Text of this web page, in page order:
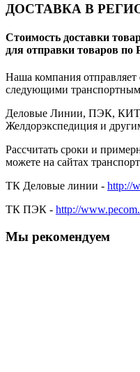
ДОСТАВКА В
Стоимость доставки
для отправки товаров по
Наша компания
следующими
Деловые Линии, ПЭК, КИТ,
Желдорэкспедиция и
Рассчитать сроки и
можете на сайтах
ТК Деловые линии - http://
ТК ПЭК - http://
Мы рекомендуем